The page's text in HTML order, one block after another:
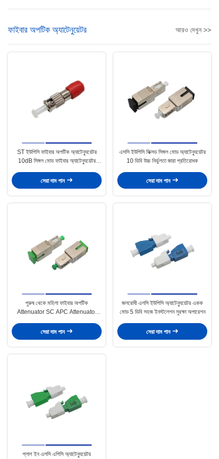
ফাইবার অপটিক অ্যাটেনুয়েটর আরও দেখুন >>
ST ইউপিসি ফাইবার অপটিক অ্যাটেন্যুয়েটর
10dB সিঙ্গল মোড ফাইবার অ্যাটেন্যুয়েটর
সেরা দাম পান
এসসি ইউপিসি ফিক্সড সিঙ্গল মোড অ্যাটেন্যুয়েটর
10 ডিবি উচ্চ নির্ভুলতা জারা প্রতিরোধক
সেরা দাম পান
পুরুষ থেকে মহিলা ফাইবার অপটিক
Attenuator SC APC Attenuator
সেরা দাম পান
জলরোধী এলসি ইউপিসি অ্যাটেন্যুয়েটর একক
মোড 5 ডিবি সহজ ইনস্টলেশন সুরক্ষা অপারেশন
সেরা দাম পান
প্লাগ ইন এলসি এপিসি অ্যাটেন্যুয়েটর